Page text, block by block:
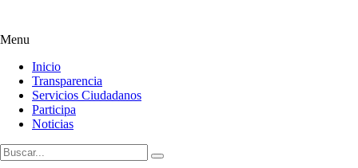
Menu
Inicio
Transparencia
Servicios Ciudadanos
Participa
Noticias